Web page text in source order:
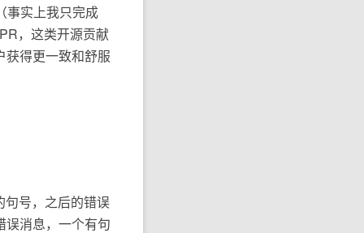
事实上我只完成
，这类开源贡献
获得更一致和舒服
句号，之后的错误
误消息，一个有句